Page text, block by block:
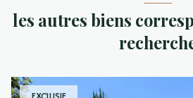
les autres biens